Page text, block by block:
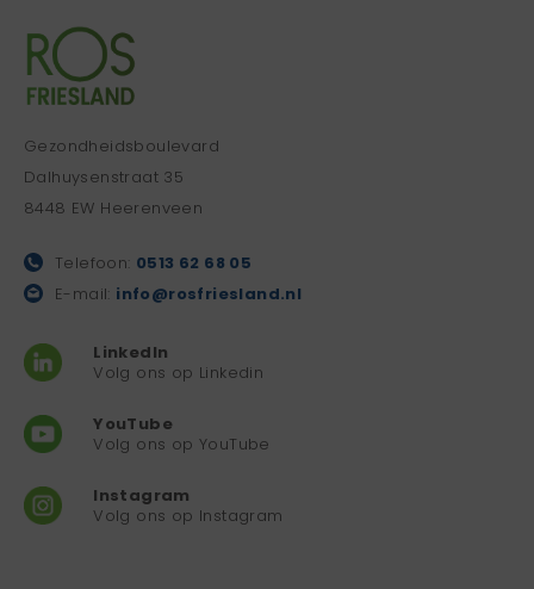
Gezondheidsboulevard
Dalhuysenstraat 35
8448 EW Heerenveen
Telefoon: 0513 62 68 05
E-mail: info@rosfriesland.nl
LinkedIn
Volg ons op Linkedin
YouTube
Volg ons op YouTube
Instagram
Volg ons op Instagram